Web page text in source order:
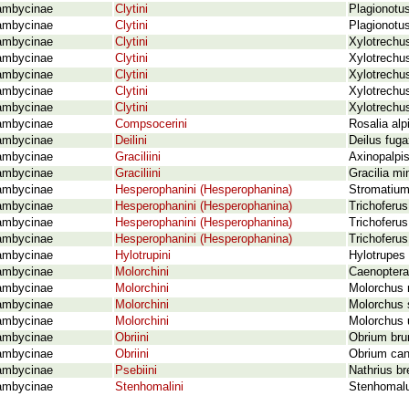
Clytini
Clytini
Clytini
Clytini
Clytini
Clytini
Clytini
Compsocerini
Rosalia
Deilini
Deilus
Graciliini
Graciliini
Gracilia
Hesperophanini (Hesperophanina)
Hesperophanini (Hesperophanina)
Hesperophanini (Hesperophanina)
Hesperophanini (Hesperophanina)
Hylotrupini
Molorchini
Molorchini
Molorchus
Molorchini
Molorchus
Molorchini
Molorchus
Obriini
Obrium
Obriini
Obrium
Psebiini
Nathrius
Stenhomalini